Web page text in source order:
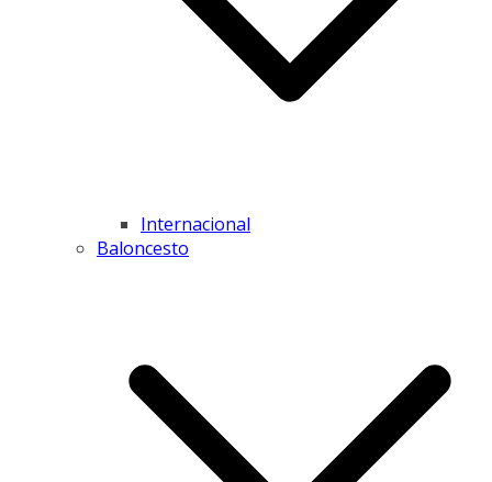
Internacional
Baloncesto